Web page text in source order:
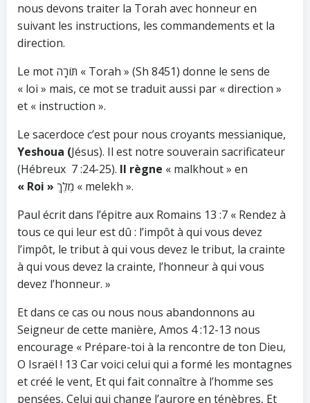
nous devons traiter la Torah avec honneur en
suivant les instructions, les commandements et la
direction.
Le mot תֹּורָה « Torah » (Sh 8451) donne le sens de
« loi » mais, ce mot se traduit aussi par « direction »
et « instruction ».
Le sacerdoce c’est pour nous croyants messianique,
Yeshoua (Jésus). Il est notre souverain sacrificateur
(Hébreux 7 :24-25). Il règne « malkhout » en
« Roi »
מֶלֶךְ « melekh ».
Paul écrit dans l’épitre aux Romains 13 :7 « Rendez à
tous ce qui leur est dû : l’impôt à qui vous devez
l’impôt, le tribut à qui vous devez le tribut, la crainte
à qui vous devez la crainte, l’honneur à qui vous
devez l’honneur. »
Et dans ce cas ou nous nous abandonnons au
Seigneur de cette manière, Amos 4 :12-13 nous
encourage « Prépare-toi à la rencontre de ton Dieu,
O Israël ! 13 Car voici celui qui a formé les montagnes
et créé le vent, Et qui fait connaître à l’homme ses
pensées, Celui qui change l’aurore en ténèbres, Et